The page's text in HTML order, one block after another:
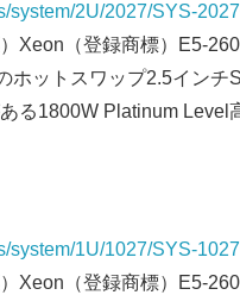
system/2U/2027/SYS-
Xeon（登録商標）E5-
ホットスワップ2.5インチ
る1800W Platinum Level
system/1U/1027/SYS-
Xeon（登録商標）E5-